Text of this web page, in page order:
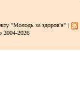
"Молодь за здоров'я" |
2004-2026